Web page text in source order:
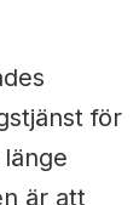
för
är att